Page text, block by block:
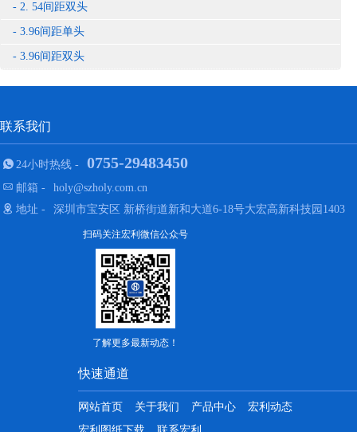
2. 54间距双头
3.96间距单头
3.96间距双头
联系我们
24小时热线 - 0755-29483450
邮箱 -
holy@szholy.com.cn
地址 -
深圳市宝安区 新桥街道新和大道6-18号大宏高新科技园1403
扫码关注宏利微信公众号
了解更多最新动态！
快速通道
网站首页 关于我们 产品中心
宏利动态